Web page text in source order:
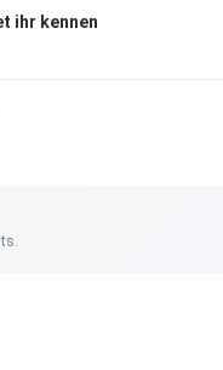
ihr kennen